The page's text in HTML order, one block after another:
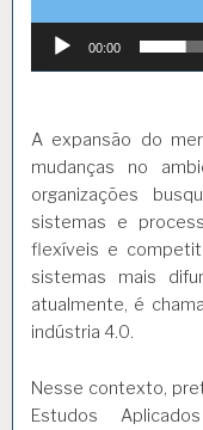
00:00
A expansão do
mudanças no
organizações
sistemas e
flexíveis e
sistemas mais
atualmente, é
indústria 4.0.
Nesse contexto,
Estudos